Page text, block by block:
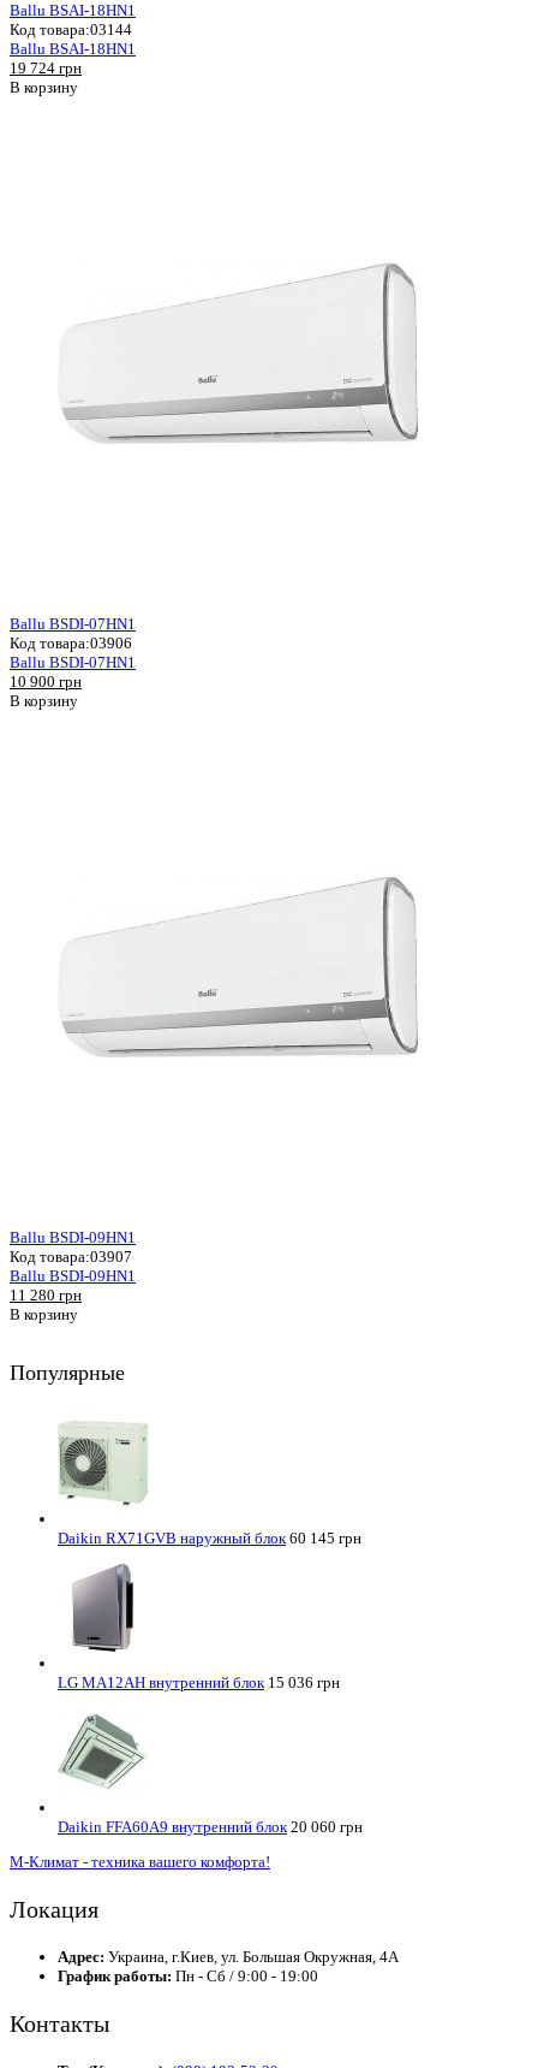
Ballu BSAI-18HN1
Код товара:03144
Ballu BSAI-18HN1
19 724 грн
В корзину
Ballu BSDI-07HN1
Код товара:03906
Ballu BSDI-07HN1
10 900 грн
В корзину
Ballu BSDI-09HN1
Код товара:03907
Ballu BSDI-09HN1
11 280 грн
В корзину
Популярные
Daikin RX71GVB наружный блок 60 145 грн
LG MA12AH внутренний блок 15 036 грн
Daikin FFA60A9 внутренний блок 20 060 грн
М-Климат - техника вашего комфорта!
Локация
Адрес: Украина, г.Киев, ул. Большая Окружная, 4А
График работы: Пн - Сб / 9:00 - 19:00
Контакты